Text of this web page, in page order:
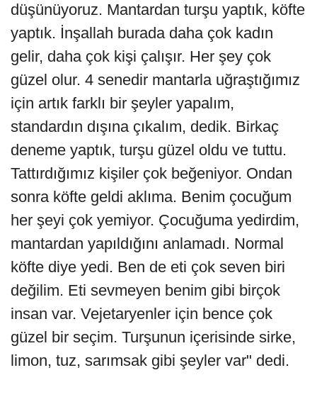
düşünüyoruz. Mantardan turşu yaptık, köfte
yaptık. İnşallah burada daha çok kadın
gelir, daha çok kişi çalışır. Her şey çok
güzel olur. 4 senedir mantarla uğraştığımız
için artık farklı bir şeyler yapalım,
standardın dışına çıkalım, dedik. Birkaç
deneme yaptık, turşu güzel oldu ve tuttu.
Tattırdığımız kişiler çok beğeniyor. Ondan
sonra köfte geldi aklıma. Benim çocuğum
her şeyi çok yemiyor. Çocuğuma yedirdim,
mantardan yapıldığını anlamadı. Normal
köfte diye yedi. Ben de eti çok seven biri
değilim. Eti sevmeyen benim gibi birçok
insan var. Vejetaryenler için bence çok
güzel bir seçim. Turşunun içerisinde sirke,
limon, tuz, sarımsak gibi şeyler var" dedi.